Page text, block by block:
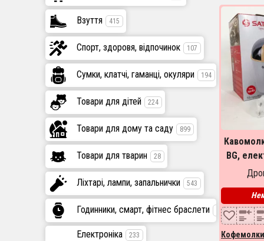
BG,
для
Кофемолки
Взуття 415
Спорт, здоровя, відпочинок 107
Сумки, клатчі, гаманці, окуляри 194
Товари для дітей 224
Товари для дому та саду 899
Товари для тварин 28
Ліхтарі, лампи, запальнички 543
Годинники, смарт, фітнес браслети 447
Електроніка 233